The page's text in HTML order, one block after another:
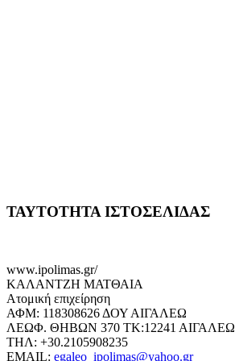
ΤΑΥΤΟΤΗΤΑ ΙΣΤΟΣΕΛΙΔΑΣ
www.ipolimas.gr/
ΚΑΛΑΝΤΖΗ ΜΑΤΘΑΙΑ
Ατομική επιχείρηση
ΑΦΜ: 118308626 ΔΟΥ ΑΙΓΑΛΕΩ
ΛΕΩΦ. ΘΗΒΩΝ 370 ΤΚ:12241 ΑΙΓΑΛΕΩ
ΤΗΛ: +30.2105908235
EMAIL: egaleo_ipolimas@yahoo.gr